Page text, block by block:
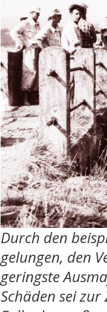
Durch den
gelungen, den
geringste
Schäden sei